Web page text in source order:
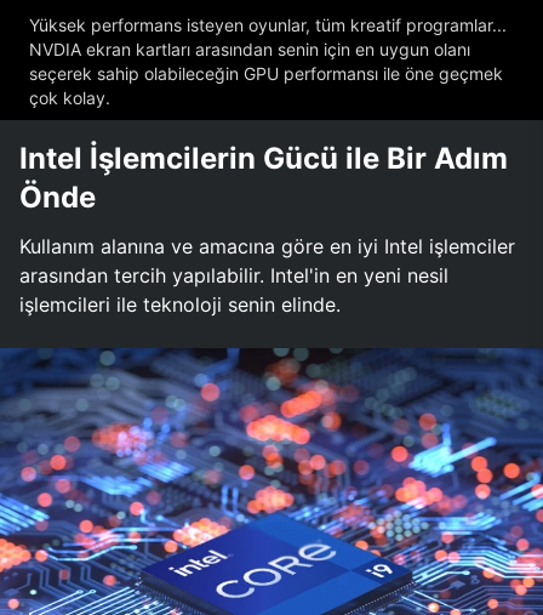
Yüksek performans isteyen oyunlar, tüm kreatif programlar...
NVDIA ekran kartları arasından senin için en uygun olanı
seçerek sahip olabileceğin GPU performansı ile öne geçmek
çok kolay.
Intel İşlemcilerin Gücü ile Bir Adım
Önde
Kullanım alanına ve amacına göre en iyi Intel işlemciler
arasından tercih yapılabilir. Intel'in en yeni nesil
işlemcileri ile teknoloji senin elinde.